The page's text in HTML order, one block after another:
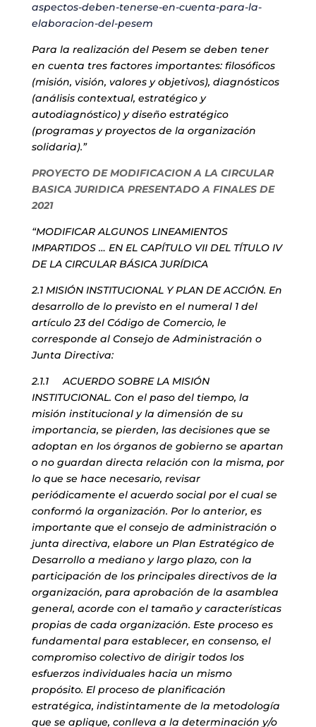
aspectos-deben-tenerse-en-cuenta-para-la-
elaboracion-del-pesem
Para la realización del Pesem se deben tener
en cuenta tres factores importantes: filosóficos
(misión, visión, valores y objetivos), diagnósticos
(análisis contextual, estratégico y
autodiagnóstico) y diseño estratégico
(programas y proyectos de la organización
solidaria).”
PROYECTO DE MODIFICACION A LA CIRCULAR
BASICA JURIDICA PRESENTADO A FINALES DE
2021
“MODIFICAR ALGUNOS LINEAMIENTOS
IMPARTIDOS … EN EL CAPÍTULO VII DEL TÍTULO IV
DE LA CIRCULAR BÁSICA JURÍDICA
2.1 MISIÓN INSTITUCIONAL Y PLAN DE ACCIÓN. En
desarrollo de lo previsto en el numeral 1 del
artículo 23 del Código de Comercio, le
corresponde al Consejo de Administración o
Junta Directiva:
2.1.1 ACUERDO SOBRE LA MISIÓN
INSTITUCIONAL. Con el paso del tiempo, la
misión institucional y la dimensión de su
importancia, se pierden, las decisiones que se
adoptan en los órganos de gobierno se apartan
o no guardan directa relación con la misma, por
lo que se hace necesario, revisar
periódicamente el acuerdo social por el cual se
conformó la organización. Por lo anterior, es
importante que el consejo de administración o
junta directiva, elabore un Plan Estratégico de
Desarrollo a mediano y largo plazo, con la
participación de los principales directivos de la
organización, para aprobación de la asamblea
general, acorde con el tamaño y características
propias de cada organización. Este proceso es
fundamental para establecer, en consenso, el
compromiso colectivo de dirigir todos los
esfuerzos individuales hacia un mismo
propósito. El proceso de planificación
estratégica, indistintamente de la metodología
que se aplique, conlleva a la determinación y/o